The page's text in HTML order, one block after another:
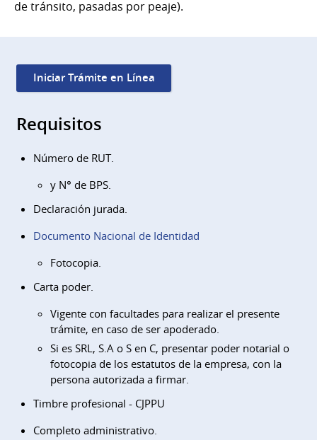
de tránsito, pasadas por peaje).
Iniciar Trámite en Línea
Requisitos
Número de RUT.
y N° de BPS.
Declaración jurada.
Documento Nacional de Identidad
Fotocopia.
Carta poder.
Vigente con facultades para realizar el presente
trámite, en caso de ser apoderado.
Si es SRL, S.A o S en C, presentar poder notarial o
fotocopia de los estatutos de la empresa, con la
persona autorizada a firmar.
Timbre profesional - CJPPU
Completo administrativo.